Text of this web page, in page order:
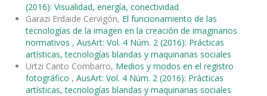
(2016): Visualidad, energía, conectividad
Garazi Erdaide Cervigón, El funcionamiento de las
tecnologías de la imagen en la creación de imaginarios
normativos , AusArt: Vol. 4 Núm. 2 (2016): Prácticas
artísticas, tecnologías blandas y maquinarias sociales
Urtzi Canto Combarro, Medios y modos en el registro
fotográfico , AusArt: Vol. 4 Núm. 2 (2016): Prácticas
artísticas, tecnologías blandas y maquinarias sociales